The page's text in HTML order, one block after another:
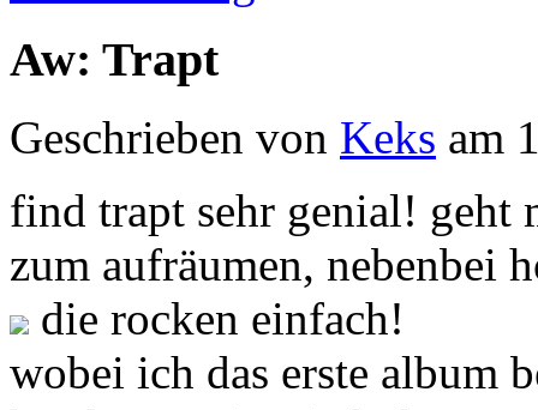
Aw: Trapt
Geschrieben von Keks am
find trapt sehr genial! geht
zum aufräumen, nebenbei
die rocken einfach!
wobei ich das erste album